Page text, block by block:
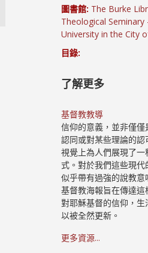
圖書館: The Burke
Theological Seminary
University in the City
目錄:
了解更多
基督教教導
信仰的意義，並非僅
認同或對某些理論的
視覺上為人們展現了一
式。對於我們這些現
似乎帶有過強的說教
基督教海報旨在傳達
對耶穌基督的信仰，
以被全然更新。
更多資源...